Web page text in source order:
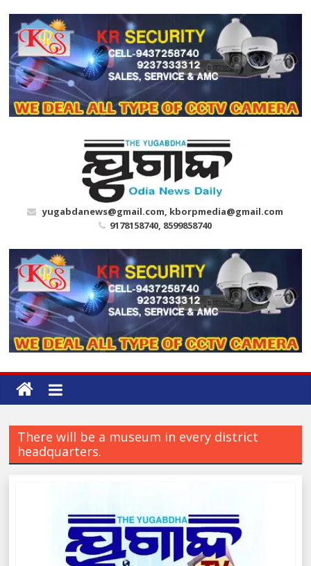
content
yugabdanews@gmail.com, kborpmedia@gmail.com
9178158740, 8599858740
There will be a museum in every district
headquarters.